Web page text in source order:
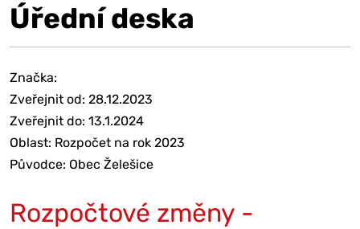
Úřední deska
Značka:
Zveřejnit od: 28.12.2023
Zveřejnit do: 13.1.2024
Oblast: Rozpočet na rok 2023
Původce: Obec Želešice
Rozpočtové změny -